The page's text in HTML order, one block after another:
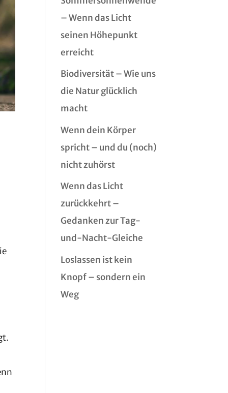
– Wenn das Licht
seinen Höhepunkt
erreicht
Biodiversität – Wie uns
die Natur glücklich
macht
Wenn dein Körper
spricht – und du (noch)
nicht zuhörst
Wenn das Licht
zurückkehrt –
Gedanken zur Tag-
und-Nacht-Gleiche
Loslassen ist kein
Knopf – sondern ein
Weg